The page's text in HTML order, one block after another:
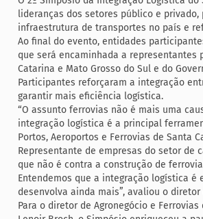
lideranças dos setores público e
infraestrutura de transportes no país e
Ao final do evento, entidades
que será encaminhada a representantes
Catarina e Mato Grosso do Sul e do
Participantes reforçaram a integração
garantir mais eficiência logística.
“O assunto ferrovias não é mais uma
integração logística é a principal
Portos, Aeroportos e Ferrovias de Santa
Representante de empresas do setor de
que não é contra a construção de
Entendemos que a integração logística
desenvolva ainda mais”, avaliou o
Para o diretor de Agronegócio e